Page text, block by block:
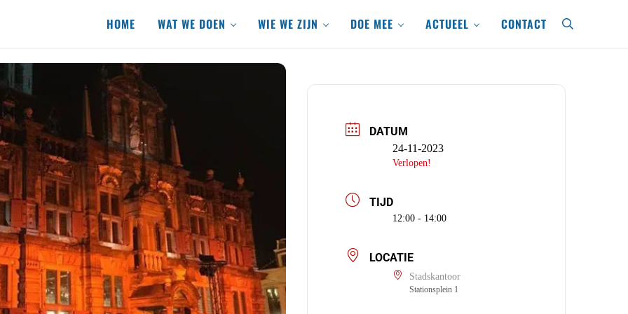
HOME WAT WE DOEN WIE WE ZIJN DOE MEE ACTUEEL CONTACT search
DATUM
24-11-2023
Verlopen!
TIJD
12:00 - 14:00
LOCATIE
Stadskantoor
Stationsplein 1